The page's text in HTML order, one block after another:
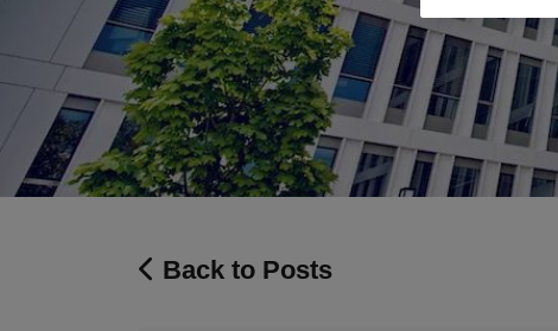
Back to Posts